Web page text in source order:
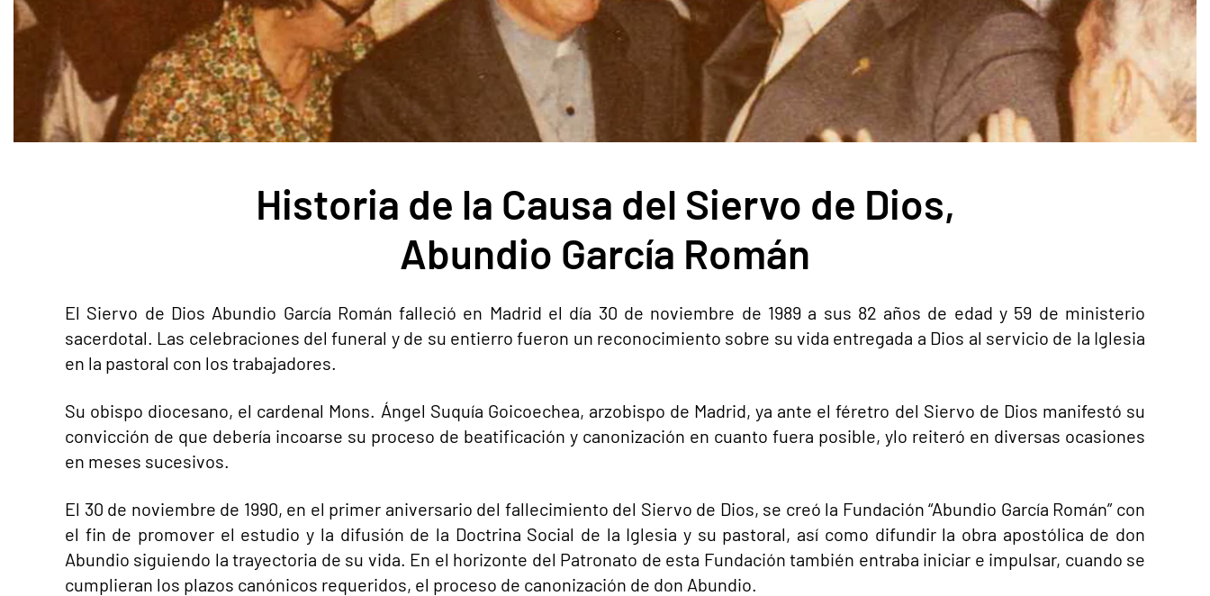
Historia de la Causa del Siervo de Dios,
Abundio García Román
El Siervo de Dios Abundio García Román falleció en Madrid el día 30 de noviembre de 1989 a sus 82 años de edad y 59 de ministerio
sacerdotal. Las celebraciones del funeral y de su entierro fueron un reconocimiento sobre su vida entregada a Dios al servicio de la Iglesia
en la pastoral con los trabajadores.
Su obispo diocesano, el cardenal Mons. Ángel Suquía Goicoechea, arzobispo de Madrid, ya ante el féretro del Siervo de Dios manifestó su
convicción de que debería incoarse su proceso de beatificación y canonización en cuanto fuera posible, ylo reiteró en diversas ocasiones
en meses sucesivos.
El 30 de noviembre de 1990, en el primer aniversario del fallecimiento del Siervo de Dios, se creó la Fundación “Abundio García Román” con
el fin de promover el estudio y la difusión de la Doctrina Social de la Iglesia y su pastoral, así como difundir la obra apostólica de don
Abundio siguiendo la trayectoria de su vida. En el horizonte del Patronato de esta Fundación también entraba iniciar e impulsar, cuando se
cumplieran los plazos canónicos requeridos, el proceso de canonización de don Abundio.